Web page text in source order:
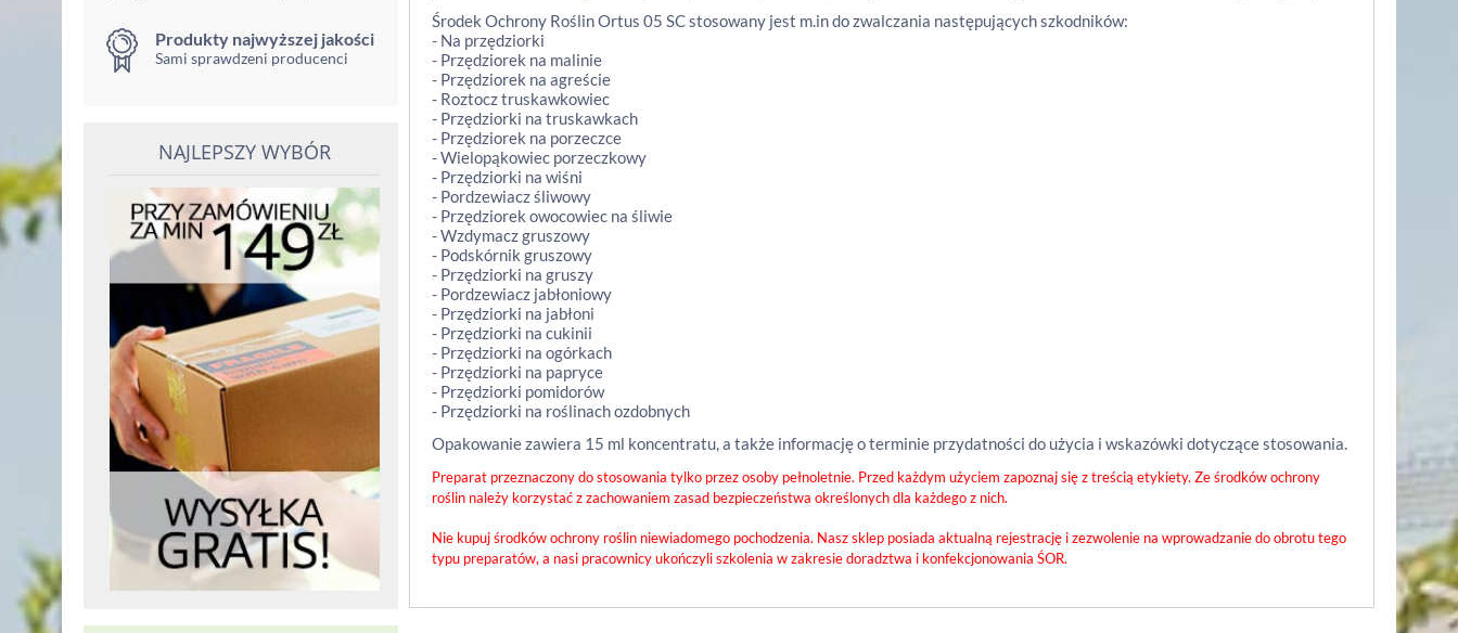
Produkty najwyższej jakości
Sami sprawdzeni producenci
NAJLEPSZY WYBÓR
Środek Ochrony Roślin Ortus 05 SC stosowany jest m.in do zwalczania następujących szkodników:
- Na przędziorki
- Przędziorek na malinie
- Przędziorek na agreście
- Roztocz truskawkowiec
- Przędziorki na truskawkach
- Przędziorek na porzeczce
- Wielopąkowiec porzeczkowy
- Przędziorki na wiśni
- Pordzewiacz śliwowy
- Przędziorek owocowiec na śliwie
- Wzdymacz gruszowy
- Podskórnik gruszowy
- Przędziorki na gruszy
- Pordzewiacz jabłoniowy
- Przędziorki na jabłoni
- Przędziorki na cukinii
- Przędziorki na ogórkach
- Przędziorki na papryce
- Przędziorki pomidorów
- Przędziorki na roślinach ozdobnych
Opakowanie zawiera 15 ml koncentratu, a także informację o terminie przydatności do użycia i wskazówki dotyczące stosowania.
Preparat przeznaczony do stosowania tylko przez osoby pełnoletnie. Przed każdym użyciem zapoznaj się z treścią etykiety. Ze środków ochrony
roślin należy korzystać z zachowaniem zasad bezpieczeństwa określonych dla każdego z nich.
Nie kupuj środków ochrony roślin niewiadomego pochodzenia. Nasz sklep posiada aktualną rejestrację i zezwolenie na wprowadzanie do obrotu tego
typu preparatów, a nasi pracownicy ukończyli szkolenia w zakresie doradztwa i konfekcjonowania ŚOR.